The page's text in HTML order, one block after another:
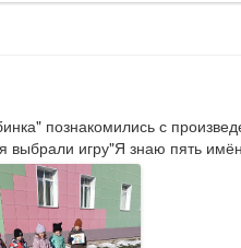
познакомились с
выбрали игру"Я знаю пять